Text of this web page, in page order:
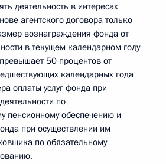
деятельность в интересах
агентского договора только
вознаграждения фонда от
в текущем календарном году
50 процентов от
календарных года
оплаты услуг фонда при
по
пенсионному обеспечению и
при осуществлении им
по обязательному